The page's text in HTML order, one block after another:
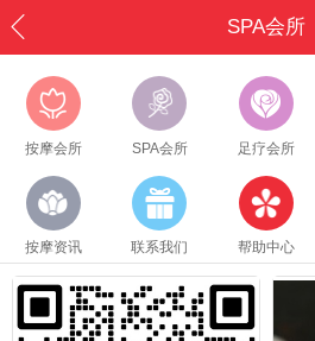
SPA会所
按摩会所 SPA会所 足疗会所
按摩资讯 联系我们 帮助中心